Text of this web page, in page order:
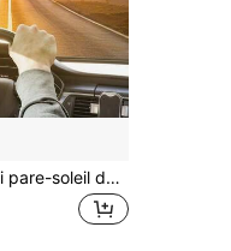
2 pièces/set Mini pare-soleil de voiture, fixation statique sans trace, pare-soleil latéral de voiture pour l'été